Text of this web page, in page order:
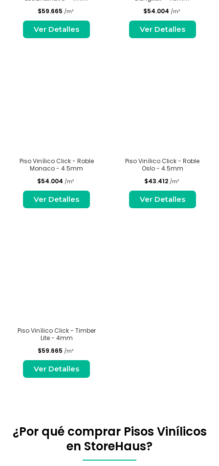
$59.665 /m²
Ver Detalles
$54.004 /m²
Ver Detalles
Piso Vinílico Click - Roble
Monaco - 4.5mm
$54.004 /m²
Ver Detalles
Piso Vinílico Click - Roble
Oslo - 4.5mm
$43.412 /m²
Ver Detalles
Piso Vinílico Click - Timber
Lite - 4mm
$59.665 /m²
Ver Detalles
¿Por qué comprar Pisos Vinílicos
en StoreHaus?